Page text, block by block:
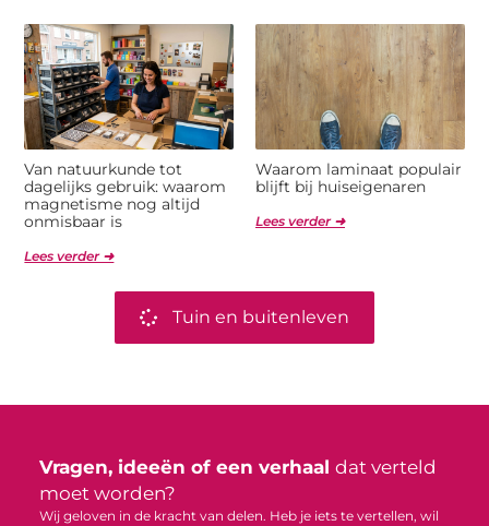
Van natuurkunde tot
dagelijks gebruik: waarom
magnetisme nog altijd
onmisbaar is
Lees verder ➜
Waarom laminaat populair
blijft bij huiseigenaren
Lees verder ➜
Tuin en buitenleven
Vragen, ideeën of een verhaal dat verteld
moet worden?
Wij geloven in de kracht van delen. Heb je iets te vertellen, wil